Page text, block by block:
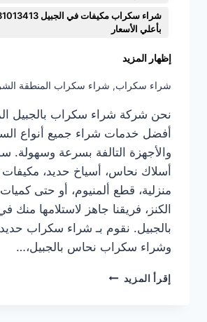
بأعلي الأسعار
إظهار المزيد
شراء سكراب, شراء سكراب المنطقة
نحن شركة شراء سكراب بالجبيل
أفضل خدمات شراء جميع أنواع
والأجهزة التالفة بسرعة وسهولة.
أسلاك نحاس، أسياخ حديد، مكيفات
منزلية، قطع ألمنيوم، أو حتى
الكنز، فريقنا جاهز لاستلامها منك
بالجبيل. نقوم بـ شراء سكراب حديد
وشراء سكراب نحاس بالجبيل،…
إقرأ المزيد شراء